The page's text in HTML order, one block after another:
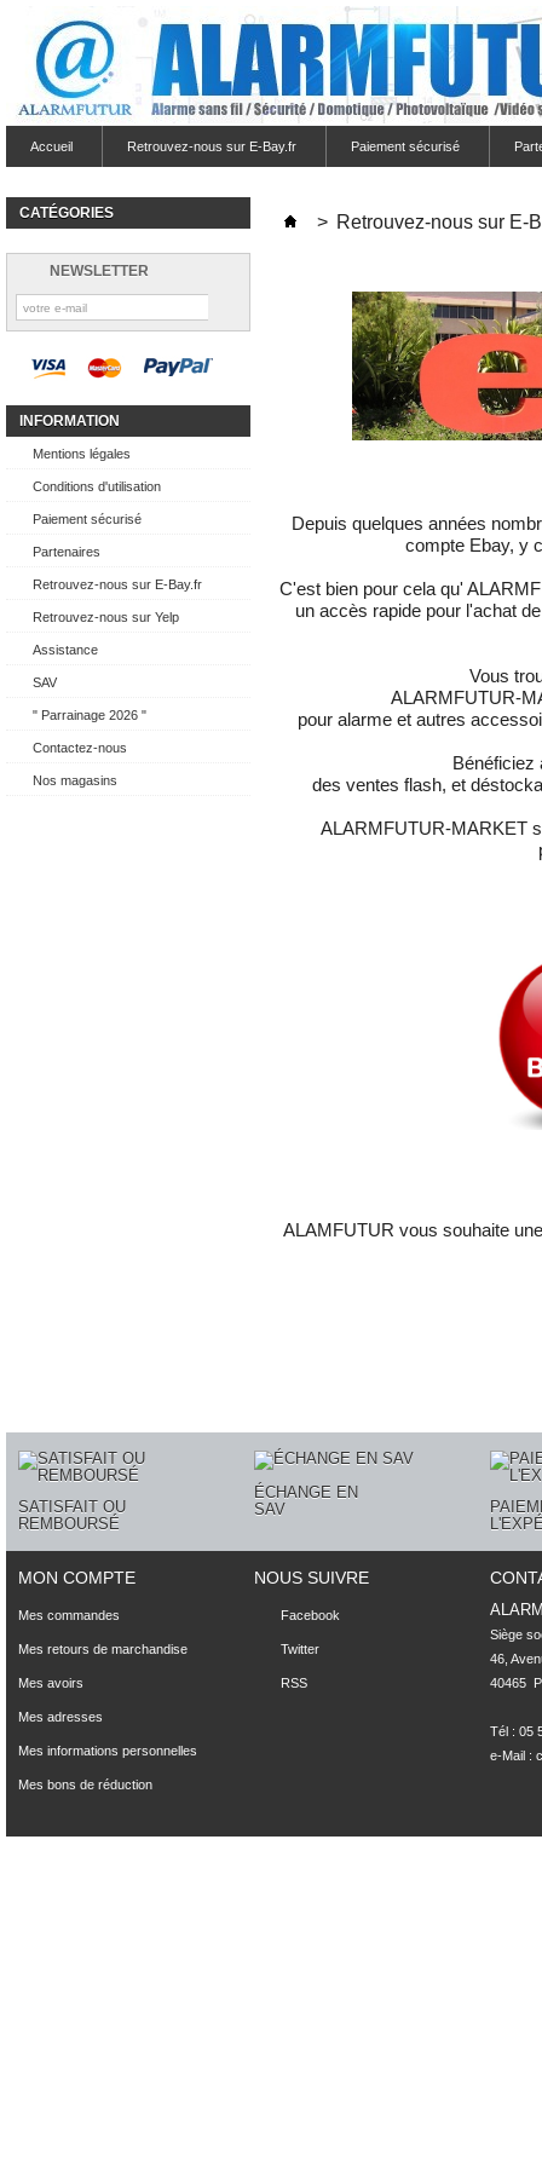
Accueil Retrouvez-nous sur E-Bay.fr Paiement sécurisé
CATÉGORIES
NEWSLETTER
INFORMATION
Mentions légales
Conditions d'utilisation
Paiement sécurisé
Partenaires
Retrouvez-nous sur E-Bay.fr
Retrouvez-nous sur Yelp
Assistance
SAV
" Parrainage 2026 "
Contactez-nous
Nos magasins
> Retrouvez-nous sur E-
Depuis quelques années
compte Ebay, y
C'est bien pour cela qu'
un accès rapide pour l'achat
Vous
ALARMFUTUR-
pour alarme et autres
Bénéficiez
des ventes flash, et
ALARMFUTUR-MARKET
ALAMFUTUR vous souhaite
SATISFAIT OU
REMBOURSÉ
ÉCHANGE EN
SAV
MON COMPTE
Mes commandes
Mes retours de marchandise
Mes avoirs
Mes adresses
Mes informations personnelles
Mes bons de réduction
NOUS SUIVRE
Facebook
Twitter
RSS
Siège
46,
40465
Tél : 05
e-Mail :